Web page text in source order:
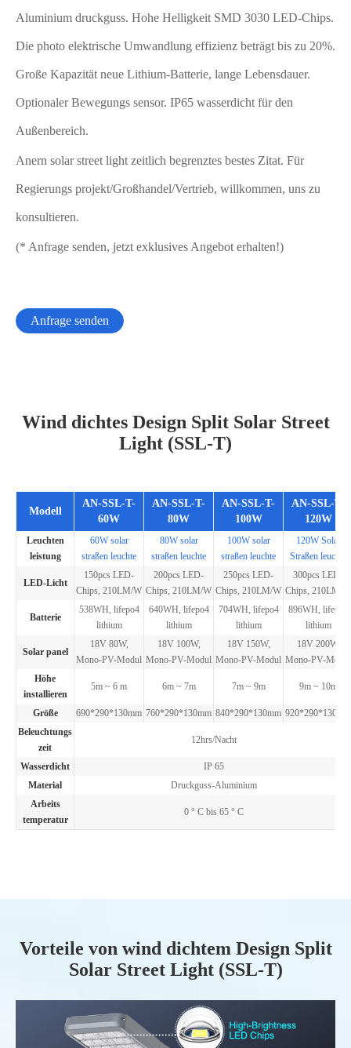
Aluminium druckguss. Hohe Helligkeit SMD 3030 LED-Chips.
Die photo elektrische Umwandlung effizienz beträgt bis zu 20%.
Große Kapazität neue Lithium-Batterie, lange Lebensdauer.
Optionaler Bewegungs sensor. IP65 wasserdicht für den
Außenbereich.
Anern solar street light zeitlich begrenztes bestes Zitat. Für
Regierungs projekt/Großhandel/Vertrieb, willkommen, uns zu
konsultieren.
(* Anfrage senden, jetzt exklusives Angebot erhalten!)
Anfrage senden
Wind dichtes Design Split Solar Street
Light (SSL-T)
Modell
AN-SSL-T-
60W
AN-SSL-T-
80W
AN-SSL-T-
100W
AN-SSL-T-
120W
Leuchten
leistung
60W solar
straßen leuchte
80W solar
straßen leuchte
100W solar
straßen leuchte
120W Solar
Straßen leuchte
LED-Licht
150pcs LED-
Chips, 210LM/W
200pcs LED-
Chips, 210LM/W
250pcs LED-
Chips, 210LM/W
300pcs LED-
Chips, 210LM/W
Batterie
538WH, lifepo4
lithium
640WH, lifepo4
lithium
704WH, lifepo4
lithium
896WH, lifepo4
lithium
Solar panel
18V 80W,
Mono-PV-Modul
18V 100W,
Mono-PV-Modul
18V 150W,
Mono-PV-Modul
18V 200W,
Mono-PV-Modul
Höhe
installieren
5m ~ 6 m 6m ~ 7m 7m ~ 9m 9m ~ 10m
Größe 690*290*130mm 760*290*130mm 840*290*130mm 920*290*130mm
Beleuchtungs
zeit
12hrs/Nacht
Wasserdicht
IP 65
Material
Druckguss-Aluminium
Arbeits
temperatur
0 ° C bis 65 ° C
Vorteile von wind dichtem Design Split
Solar Street Light (SSL-T)